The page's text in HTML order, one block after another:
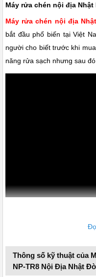
Máy rửa chén nội địa
Máy rửa chén nội địa Nhật
bắt đầu phổ biến tại Việt
người cho biết trước khi
năng rửa sạch nhưng sau
Máy rửa sạch các vết dầu
nước nóng với áp lực cao
Thông số kỹ thuật của
NP-TR8 Nội Địa Nhật